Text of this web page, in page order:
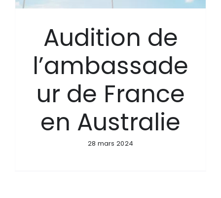
Audition de
l’ambassade
ur de France
en Australie
28 mars 2024